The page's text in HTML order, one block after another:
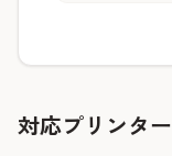
対応プリンター